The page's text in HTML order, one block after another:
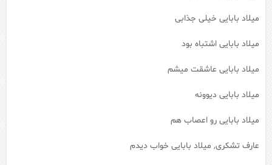
میلاد بابایی خیلی جذابی
میلاد بابایی اشتباه بود
میلاد بابایی عاشقت میشم
میلاد بابایی دیوونه
میلاد بابایی رو اعصاب هم
عارف تشکری, میلاد بابایی خواب دیدم